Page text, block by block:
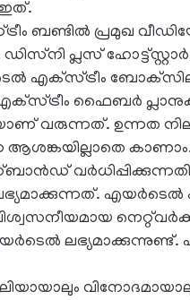
ബണ്ടില്‍ പ്രമുഖ
ഡിസ്‌നി പ്ലസ്
എക്‌സ്ട്രീം
ഫൈബര്‍
വരുന്നത്. ഉന്നത
ആശങ്കയില്ലാതെ